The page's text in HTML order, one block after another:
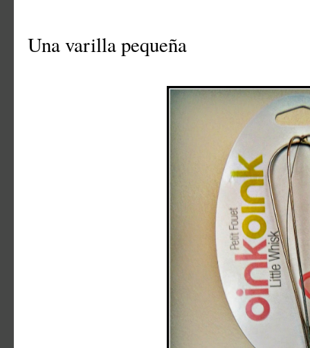
Una varilla pequeña